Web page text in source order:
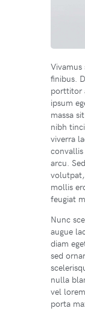
finibus.
porttitor
ipsum
massa
nibh
viverra
arcu.
mollis
feugiat
Nunc
augue
diam
sed
nulla
vel
porta